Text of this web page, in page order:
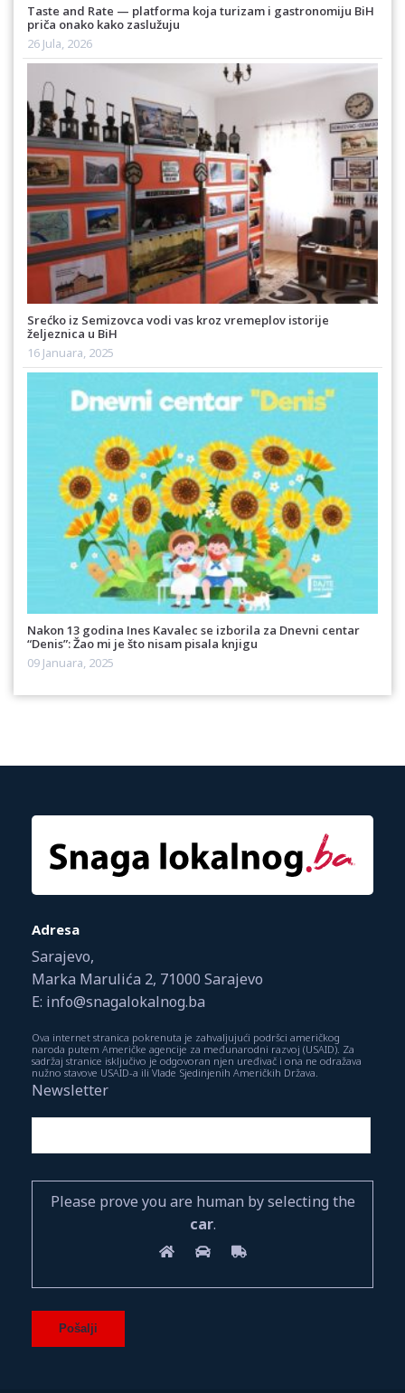
Taste and Rate — platforma koja turizam i gastronomiju BiH
priča onako kako zaslužuju
26 Jula, 2026
Srećko iz Semizovca vodi vas kroz vremeplov istorije
željeznica u BiH
16 Januara, 2025
Nakon 13 godina Ines Kavalec se izborila za Dnevni centar
“Denis”: Žao mi je što nisam pisala knjigu
09 Januara, 2025
Adresa
Sarajevo,
Marka Marulića 2, 71000 Sarajevo
E: info@snagalokalnog.ba
Ova internet stranica pokrenuta je zahvaljujući podršci američkog
naroda putem Američke agencije za međunarodni razvoj (USAID). Za
sadržaj stranice isključivo je odgovoran njen uređivač i ona ne odražava
nužno stavove USAID-a ili Vlade Sjedinjenih Američkih Država.
Newsletter
Please prove you are human by selecting the
car.